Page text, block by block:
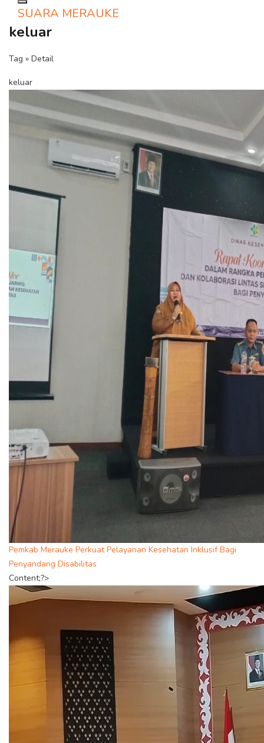
Toggle navigation
SUARA MERAUKE
keluar
Tag » Detail
keluar
Pemkab Merauke Perkuat Pelayanan Kesehatan Inklusif Bagi
Penyandang Disabilitas
Content;?>